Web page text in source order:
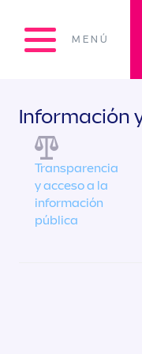
MENÚ
Información
Transparencia
y acceso a la
información
pública